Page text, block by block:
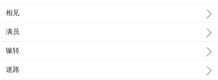
相见
满员
辗转
迷路